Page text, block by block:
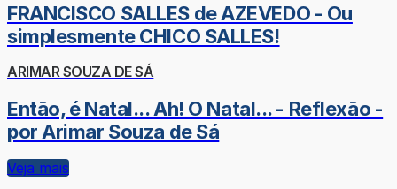
FRANCISCO SALLES de AZEVEDO - Ou
simplesmente CHICO SALLES!
ARIMAR SOUZA DE SÁ
Então, é Natal... Ah! O Natal... - Reflexão -
por Arimar Souza de Sá
Veja mais